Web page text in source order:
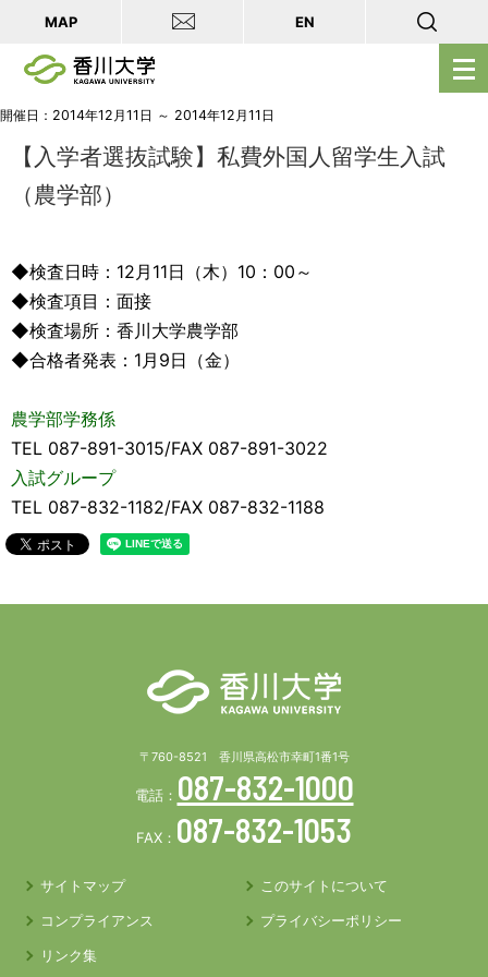
メ
ニ
ー
MAP EN
開催日：2014年12月11日 ～ 2014年12月11日
【入学者選抜試験】私費外国人留学生入試
（農学部）
◆検査日時：12月11日（木）10：00～
◆検査項目：面接
◆検査場所：香川大学農学部
◆合格者発表：1月9日（金）
農学部学務係
TEL 087-891-3015/FAX 087-891-3022
入試グループ
TEL 087-832-1182/FAX 087-832-1188
〒760-8521 香川県高松市幸町1番1号
電話： 087-832-1000
FAX： 087-832-1053
サイトマップ
このサイトについて
コンプライアンス
プライバシーポリシー
リンク集